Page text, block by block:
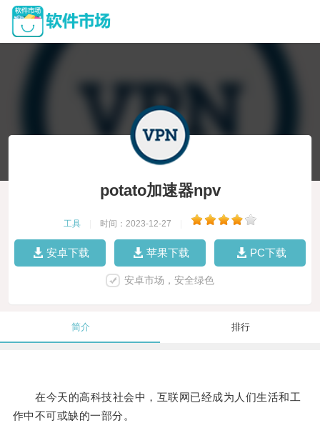
potato加速器npv
工具 时间：2023-12-27
安卓下载 苹果下载 PC下载
安卓市场，安全绿色
简介 排行
在今天的高科技社会中，互联网已经成为人们生活和工
作中不可或缺的一部分。